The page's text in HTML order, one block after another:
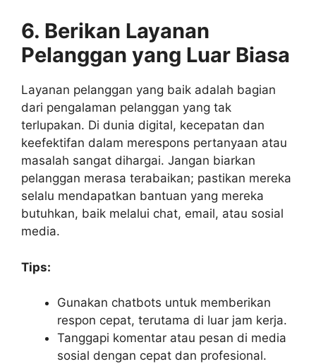
6. Berikan Layanan
Pelanggan yang Luar Biasa
Layanan pelanggan yang baik adalah bagian
dari pengalaman pelanggan yang tak
terlupakan. Di dunia digital, kecepatan dan
keefektifan dalam merespons pertanyaan atau
masalah sangat dihargai. Jangan biarkan
pelanggan merasa terabaikan; pastikan mereka
selalu mendapatkan bantuan yang mereka
butuhkan, baik melalui chat, email, atau sosial
media.
Tips:
Gunakan chatbots untuk memberikan
respon cepat, terutama di luar jam kerja.
Tanggapi komentar atau pesan di media
sosial dengan cepat dan profesional.